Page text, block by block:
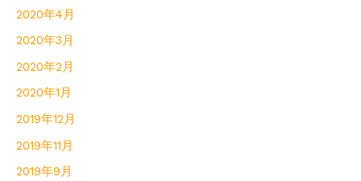
2020年4月
2020年3月
2020年2月
2020年1月
2019年12月
2019年11月
2019年9月